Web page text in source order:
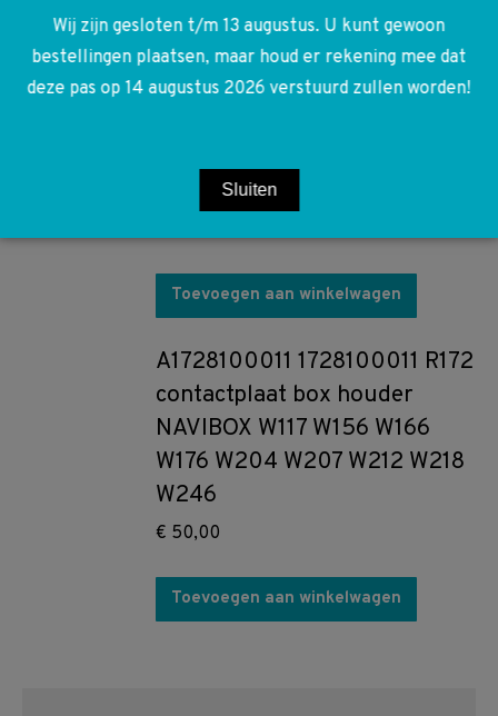
Toevoegen aan winkelwagen
achter onder
Toevoegen aan winkelwagen
A1728100011 1728100011 R172
contactplaat box houder
NAVIBOX W117 W156 W166
W176 W204 W207 W212 W218
W246
€ 50,00
Toevoegen aan winkelwagen
Wij zijn gesloten t/m 13 augustus. U kunt gewoon
bestellingen plaatsen, maar houd er rekening mee dat
deze pas op 14 augustus 2026 verstuurd zullen worden!
Sluiten